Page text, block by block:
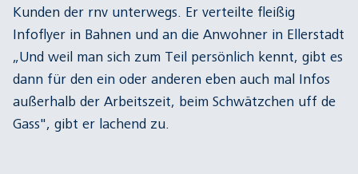
Kunden der rnv unterwegs. Er verteilte fleißig
Infoflyer in Bahnen und an die Anwohner in Ellerstadt
„Und weil man sich zum Teil persönlich kennt, gibt es
dann für den ein oder anderen eben auch mal Infos
außerhalb der Arbeitszeit, beim Schwätzchen uff de
Gass", gibt er lachend zu.